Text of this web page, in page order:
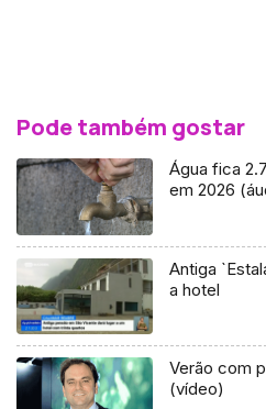
Pode também gostar
Água fica
em 2026
Antiga
a hotel
Verão com
(vídeo)